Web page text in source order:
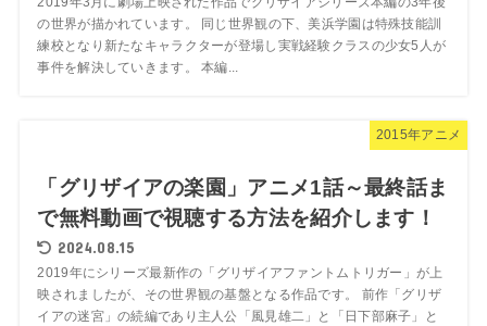
の世界が描かれています。 同じ世界観の下、美浜学園は特殊技能訓
練校となり新たなキャラクターが登場し実戦経験クラスの少女5人が
事件を解決していきます。 本編...
2015年アニメ
「グリザイアの楽園」アニメ1話～最終話ま
で無料動画で視聴する方法を紹介します！
2024.08.15
2019年にシリーズ最新作の「グリザイアファントムトリガー」が上
映されましたが、その世界観の基盤となる作品です。 前作「グリザ
イアの迷宮」の続編であり主人公「風見雄二」と「日下部麻子」と